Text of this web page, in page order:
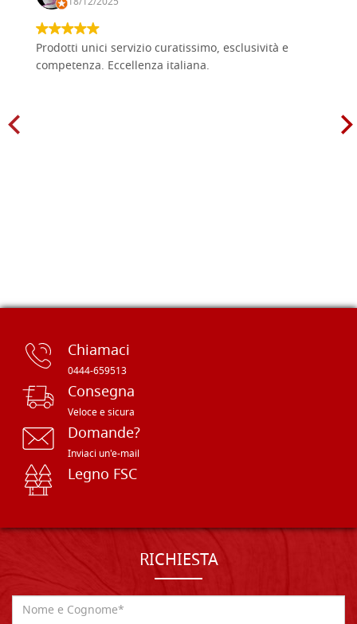
Prodotti unici servizio curatissimo, esclusività e
competenza. Eccellenza italiana.
Chiamaci
0444-659513
Consegna
Veloce e sicura
Domande?
Inviaci un'e-mail
Legno FSC
RICHIESTA